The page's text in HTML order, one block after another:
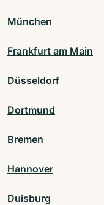
München
Frankfurt am Main
Düsseldorf
Dortmund
Bremen
Hannover
Duisburg